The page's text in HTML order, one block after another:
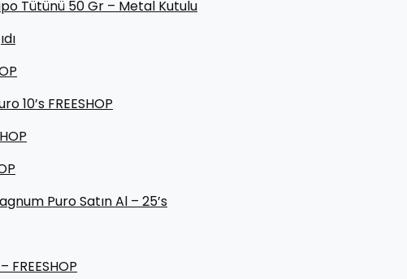
Tütünü 50 Gr – Metal Kutulu
10’s FREESHOP
Puro Satın Al – 25’s